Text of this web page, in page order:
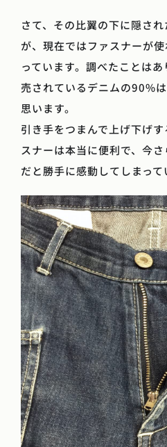
さて、その比翼の下に隠さ
が、現在ではファスナーが
っています。調べたことは
売されているデニムの90%
思います。
引き手をつまんで上げ下げ
スナーは本当に便利で、今
だと勝手に感動してしまって